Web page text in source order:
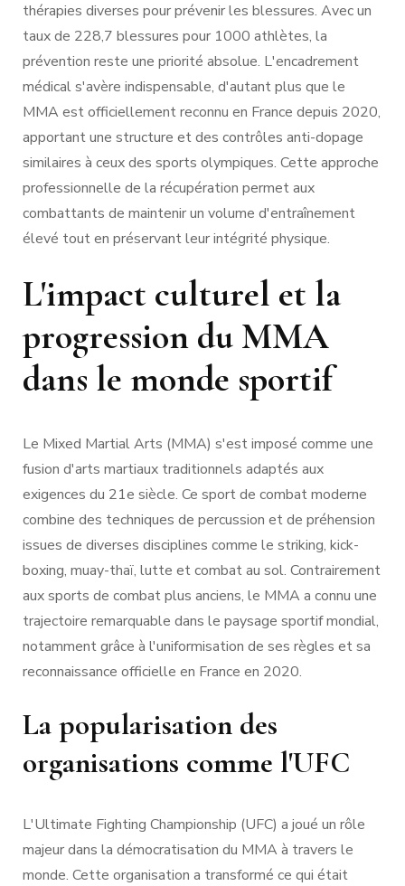
thérapies diverses pour prévenir les blessures. Avec un
taux de 228,7 blessures pour 1000 athlètes, la
prévention reste une priorité absolue. L'encadrement
médical s'avère indispensable, d'autant plus que le
MMA est officiellement reconnu en France depuis 2020,
apportant une structure et des contrôles anti-dopage
similaires à ceux des sports olympiques. Cette approche
professionnelle de la récupération permet aux
combattants de maintenir un volume d'entraînement
élevé tout en préservant leur intégrité physique.
L'impact culturel et la
progression du MMA
dans le monde sportif
Le Mixed Martial Arts (MMA) s'est imposé comme une
fusion d'arts martiaux traditionnels adaptés aux
exigences du 21e siècle. Ce sport de combat moderne
combine des techniques de percussion et de préhension
issues de diverses disciplines comme le striking, kick-
boxing, muay-thaï, lutte et combat au sol. Contrairement
aux sports de combat plus anciens, le MMA a connu une
trajectoire remarquable dans le paysage sportif mondial,
notamment grâce à l'uniformisation de ses règles et sa
reconnaissance officielle en France en 2020.
La popularisation des
organisations comme l'UFC
L'Ultimate Fighting Championship (UFC) a joué un rôle
majeur dans la démocratisation du MMA à travers le
monde. Cette organisation a transformé ce qui était